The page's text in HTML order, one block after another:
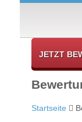
JETZT
Startseite